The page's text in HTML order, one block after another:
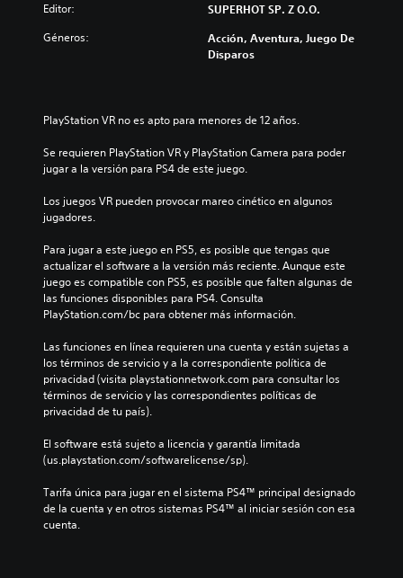
Editor: SUPERHOT SP. Z O.O.
Géneros:
Acción, Aventura, Juego De
Disparos
PlayStation VR no es apto para menores de 12 años.
Se requieren PlayStation VR y PlayStation Camera para poder
jugar a la versión para PS4 de este juego.
Los juegos VR pueden provocar mareo cinético en algunos
jugadores.
Para jugar a este juego en PS5, es posible que tengas que
actualizar el software a la versión más reciente. Aunque este
juego es compatible con PS5, es posible que falten algunas de
las funciones disponibles para PS4. Consulta
PlayStation.com/bc para obtener más información.
Las funciones en línea requieren una cuenta y están sujetas a
los términos de servicio y a la correspondiente política de
privacidad (visita playstationnetwork.com para consultar los
términos de servicio y las correspondientes políticas de
privacidad de tu país).
El software está sujeto a licencia y garantía limitada
(us.playstation.com/softwarelicense/sp).
Tarifa única para jugar en el sistema PS4™ principal designado
de la cuenta y en otros sistemas PS4™ al iniciar sesión con esa
cuenta.